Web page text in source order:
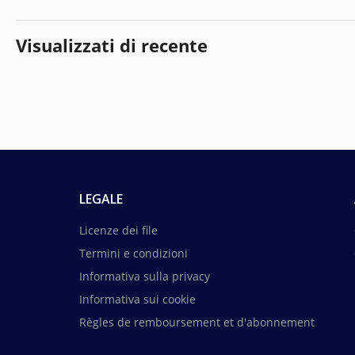
Visualizzati di recente
LEGALE
Licenze dei file
Termini e condizioni
Informativa sulla privacy
Informativa sui cookie
Règles de remboursement et d'abonnement